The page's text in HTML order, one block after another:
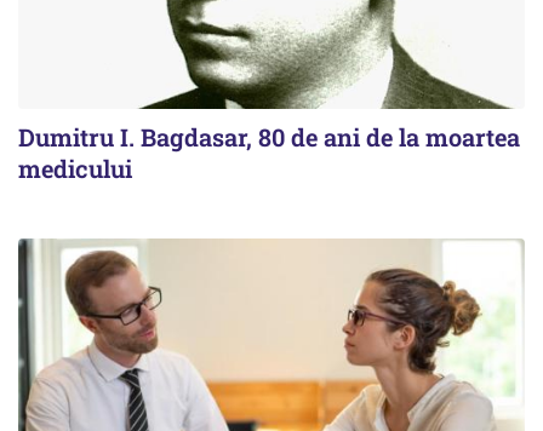
Dumitru I. Bagdasar, 80 de ani de la moartea
medicului